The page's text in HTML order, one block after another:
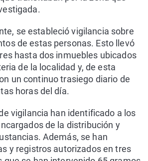
se estableció vigilancia sobre
de estas personas. Esto llevó
hasta dos inmuebles ubicados
de la localidad y, de esta
un continuo trasiego diario de
horas del día.
vigilancia han identificado a los
de la distribución y
Además, se han
y registros autorizados en tres